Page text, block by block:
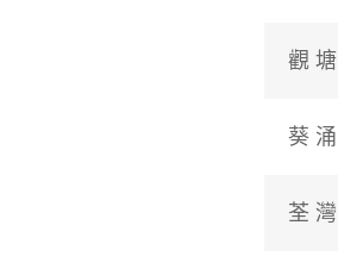
觀 塘
葵 涌
荃 灣